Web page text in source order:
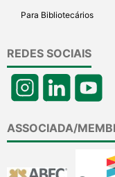
Para Bibliotecários
REDES SOCIAIS
ASSOCIADA/